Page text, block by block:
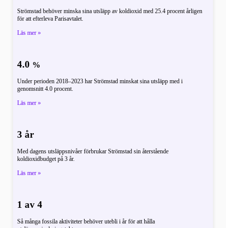
Strömstad behöver minska sina utsläpp av koldioxid med 25.4 procent årligen
för att efterleva Parisavtalet.
Läs mer »
4.0 %
Under perioden 2018–2023 har Strömstad minskat sina utsläpp med i
genomsnitt 4.0 procent.
Läs mer »
3 år
Med dagens utsläppsnivåer förbrukar Strömstad sin återstående
koldioxidbudget på 3 år.
Läs mer »
1 av 4
Så många fossila aktiviteter behöver utebli i år för att hålla